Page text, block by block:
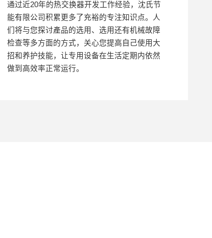
通过近20年的热交换器开发工作经验，沈氏节
能有限公司积累更多了充裕的专注知识点。人
们将与您探讨產品的选用、选用还有机械故障
检查等多方面的方式，关心您提高自己使用大
招和养护技能，让专用设备在生活定期内依然
做到高效率正常运行。